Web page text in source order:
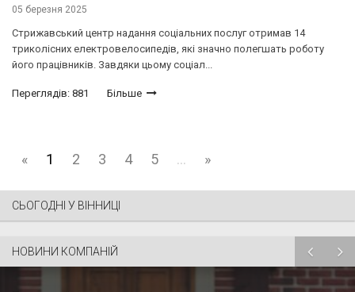
05 березня 2025
Стрижавський центр надання соціальних послуг отримав 14
триколісних електровелосипедів, які значно полегшать роботу
його працівників. Завдяки цьому соціал...
Переглядів: 881 Більше
« 1 2 3 4 5 ... »
СЬОГОДНІ У ВІННИЦІ
НОВИНИ КОМПАНІЙ